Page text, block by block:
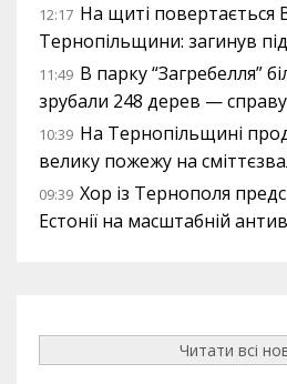
12:17 На щиті повертається
Тернопільщини: загинув
11:49 В парку “Загребелля”
зрубали 248 дерев —
10:39 На Тернопільщині
велику пожежу на
09:39 Хор із Тернополя
Естонії на масштабній
Читати всі